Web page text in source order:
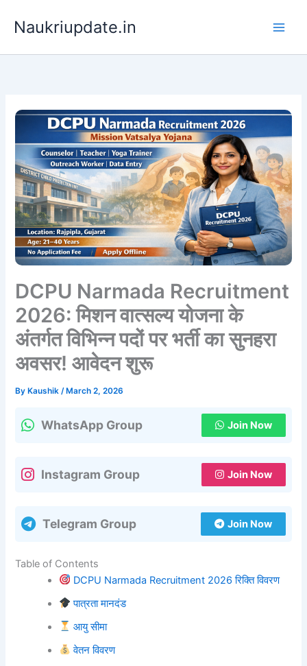
Naukriupdate.in
DCPU Narmada Recruitment
2026: मिशन वात्सल्य योजना के
अंतर्गत विभिन्न पदों पर भर्ती का सुनहरा
अवसर! आवेदन शुरू
By Kaushik/ March 2, 2026
WhatsApp Group Join Now
Instagram Group Join Now
Telegram Group Join Now
Table of Contents
DCPU Narmada Recruitment 2026 रिक्ति विवरण
पात्रता मानदंड
आयु सीमा
वेतन विवरण